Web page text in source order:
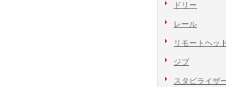
ドリー
レール
リモートヘッ
ジブ
スタピライザ